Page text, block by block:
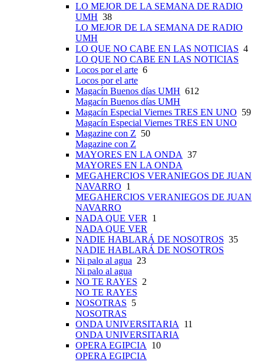
LO MEJOR DE LA SEMANA DE RADIO
UMH 38
LO MEJOR DE LA SEMANA DE RADIO
UMH
LO QUE NO CABE EN LAS NOTICIAS 4
LO QUE NO CABE EN LAS NOTICIAS
Locos por el arte 6
Locos por el arte
Magacín Buenos días UMH 612
Magacín Buenos días UMH
Magacín Especial Viernes TRES EN UNO 59
Magacín Especial Viernes TRES EN UNO
Magazine con Z 50
Magazine con Z
MAYORES EN LA ONDA 37
MAYORES EN LA ONDA
MEGAHERCIOS VERANIEGOS DE JUAN
NAVARRO 1
MEGAHERCIOS VERANIEGOS DE JUAN
NAVARRO
NADA QUE VER
1
NADA QUE VER
NADIE HABLARÁ DE NOSOTROS 35
NADIE HABLARÁ DE NOSOTROS
Ni palo al agua 23
Ni palo al agua
NO TE RAYES 2
NO TE RAYES
NOSOTRAS 5
NOSOTRAS
ONDA UNIVERSITARIA
11
ONDA UNIVERSITARIA
OPERA EGIPCIA
10
OPERA EGIPCIA